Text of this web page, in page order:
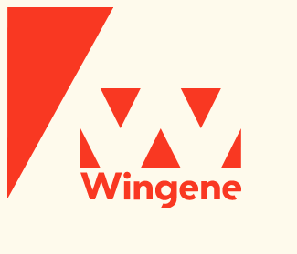
Naar inhoud
Wingene